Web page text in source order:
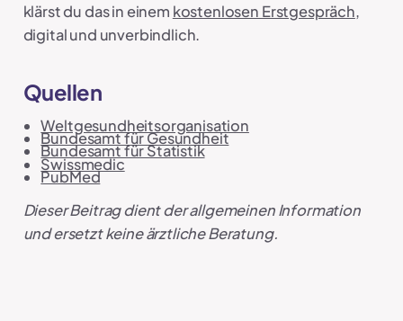
klärst du das in einem kostenlosen Erstgespräch,
digital und unverbindlich.
Quellen
Weltgesundheitsorganisation
Bundesamt für Gesundheit
Bundesamt für Statistik
Swissmedic
PubMed
Dieser Beitrag dient der allgemeinen Information
und ersetzt keine ärztliche Beratung.